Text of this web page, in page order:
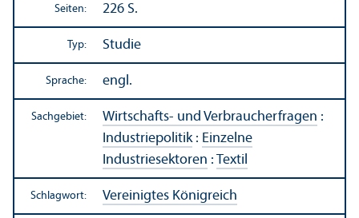
Seiten: 226 S.
Typ: Studie
Sprache: engl.
Sachgebiet: Wirtschafts- und Verbraucherfragen :
Industriepolitik: Einzelne
Industriesektoren : Textil
Schlagwort: Vereinigtes Königreich